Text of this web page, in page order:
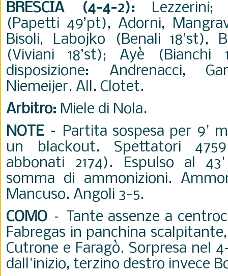
BRESCIA (4-4-2):Lezzerini;
(Papetti 49’pt), Adorni,
Bisoli, Labojko (Benali 18’st),
(Viviani 18’st); Ayè (Bianchi
disposizione: Andrenacci,
Niemeijer. All. Clotet.
Arbitro: Miele di Nola.
NOTE – Partita sospesa per 9'
un blackout. Spettatori
abbonati 2174). Espulso al
somma di ammonizioni.
Mancuso. Angoli 3-5.
COMO – Tante assenze a
Fabregas in panchina
Cutrone e Faragò. Sorpresa nel
dall'inizio, terzino destro invece